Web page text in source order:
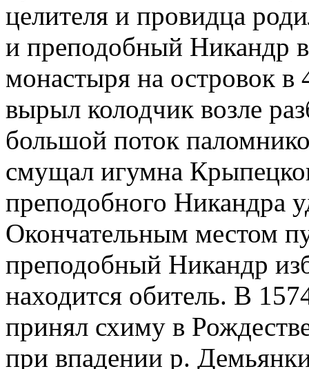
целителя и провидца
и преподобный Никандр
монастыря на островок в
вырыл колодчик возле
большой поток
смущал игумна
преподобного Никандра
Окончательным местом
преподобный Никандр
находится обитель. В
принял схиму в
при впадении р.